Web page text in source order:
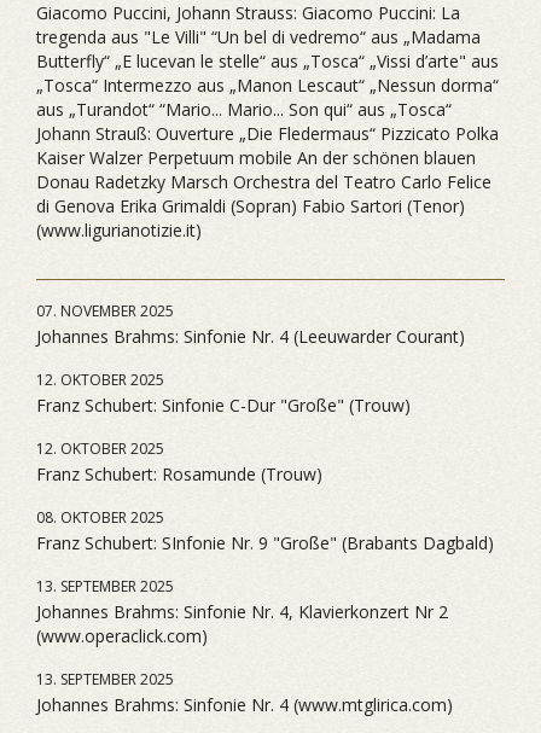
Giacomo Puccini, Johann Strauss: Giacomo Puccini: La
tregenda aus "Le Villi" “Un bel di vedremo“ aus „Madama
Butterfly“ „E lucevan le stelle“ aus „Tosca“ „Vissi d’arte" aus
„Tosca“ Intermezzo aus „Manon Lescaut“ „Nessun dorma“
aus „Turandot“ “Mario... Mario... Son qui“ aus „Tosca“
Johann Strauß: Ouverture „Die Fledermaus“ Pizzicato Polka
Kaiser Walzer Perpetuum mobile An der schönen blauen
Donau Radetzky Marsch Orchestra del Teatro Carlo Felice
di Genova Erika Grimaldi (Sopran) Fabio Sartori (Tenor)
(www.ligurianotizie.it)
07. NOVEMBER 2025
Johannes Brahms: Sinfonie Nr. 4 (Leeuwarder Courant)
12. OKTOBER 2025
Franz Schubert: Sinfonie C-Dur "Große" (Trouw)
12. OKTOBER 2025
Franz Schubert: Rosamunde (Trouw)
08. OKTOBER 2025
Franz Schubert: SInfonie Nr. 9 "Große" (Brabants Dagbald)
13. SEPTEMBER 2025
Johannes Brahms: Sinfonie Nr. 4, Klavierkonzert Nr 2
(www.operaclick.com)
13. SEPTEMBER 2025
Johannes Brahms: Sinfonie Nr. 4 (www.mtglirica.com)